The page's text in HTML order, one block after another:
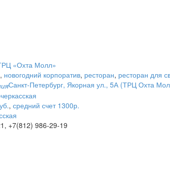
«Охта Молл»
, новогодний корпоратив, ресторан, ресторан для
Санкт-Петербург, Якорная ул., 5А (ТРЦ Охта
, средний счет 1300р.
+7(812) 986-29-19